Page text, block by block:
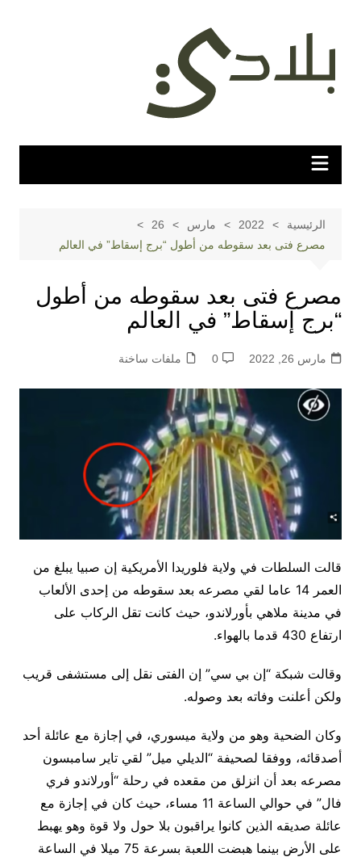
المحتوى
الرئيسية 2022 مارس
26
مصرع فتى بعد سقوطه من أطول “برج إسقاط” في العالم
مصرع فتى بعد سقوطه من أطول
“برج إسقاط” في العالم
مارس 26, 2022 0 ملفات ساخنة
قالت السلطات في ولاية فلوريدا الأمريكية إن صبيا يبلغ من
العمر 14 عاما لقي مصرعه بعد سقوطه من إحدى الألعاب
في مدينة ملاهي بأورلاندو، حيث كانت تقل الركاب على
ارتفاع 430 قدما بالهواء.
وقالت شبكة “إن بي سي” إن الفتى نقل إلى مستشفى قريب
ولكن أعلنت وفاته بعد وصوله.
وكان الضحية وهو من ولاية ميسوري، في إجازة مع عائلة أحد
أصدقائه، ووفقا لصحيفة “الديلي ميل” لقي تاير سامبسون
مصرعه بعد أن انزلق من مقعده في رحلة “أورلاندو فري
فال” في حوالي الساعة 11 مساء، حيث كان في إجازة مع
عائلة صديقه الذين كانوا يراقبون بلا حول ولا قوة وهو يهبط
على الأرض بينما هبضت اللعبة بسرعة 75 ميلا في الساعة